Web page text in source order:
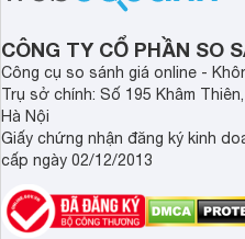
CÔNG TY CỔ PHẦN SO
Công cụ so sánh giá online -
Trụ sở chính: Số 195 Khâm
Hà Nội
Giấy chứng nhận đăng ký kinh
cấp ngày 02/12/2013